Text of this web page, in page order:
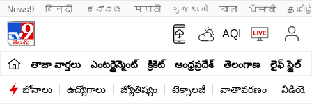
News9 हिन्दी ಕನ್ನಡ मराठी ગુજરાતી বাংলা ਪੰਜਾਬੀ
AQI
తాజా వార్తలు ఎంటర్టైన్మెంట్ క్రికెట్ ఆంధ్రప్రదేశ్ తెలంగాణ లైఫ్ స్టైల్
బోనాలు ఉద్యోగాలు జ్యోతిష్యం టెక్నాలజీ వాతావరణం